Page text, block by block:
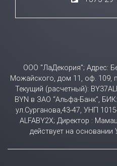
ООО "ЛаДекория"; Адрес:
Можайского, дом 11, оф. 109,
Текущий (расчетный):
BYN в ЗАО “Альфа-Банк”,
ул.Сурганова,43-47, УНП
ALFABY2X; Директор :
действует на основании